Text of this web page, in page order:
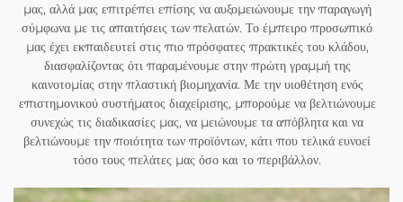
μας, αλλά μας επιτρέπει επίσης να αυξομειώνουμε την παραγωγή
σύμφωνα με τις απαιτήσεις των πελατών. Το έμπειρο προσωπικό
μας έχει εκπαιδευτεί στις πιο πρόσφατες πρακτικές του κλάδου,
διασφαλίζοντας ότι παραμένουμε στην πρώτη γραμμή της
καινοτομίας στην πλαστική βιομηχανία. Με την υιοθέτηση ενός
επιστημονικού συστήματος διαχείρισης, μπορούμε να βελτιώνουμε
συνεχώς τις διαδικασίες μας, να μειώνουμε τα απόβλητα και να
βελτιώνουμε την ποιότητα των προϊόντων, κάτι που τελικά ευνοεί
τόσο τους πελάτες μας όσο και το περιβάλλον.